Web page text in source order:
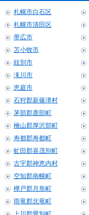
札幌市白石区
札幌市清田区
帯広市
苫小牧市
紋別市
滝川市
恵庭市
石狩郡新篠津村
茅部郡鹿部町
檜山郡厚沢部町
寿都郡寿都町
虻田郡喜茂別町
古宇郡神恵内村
空知郡南幌町
樺戸郡月形町
雨竜郡北竜町